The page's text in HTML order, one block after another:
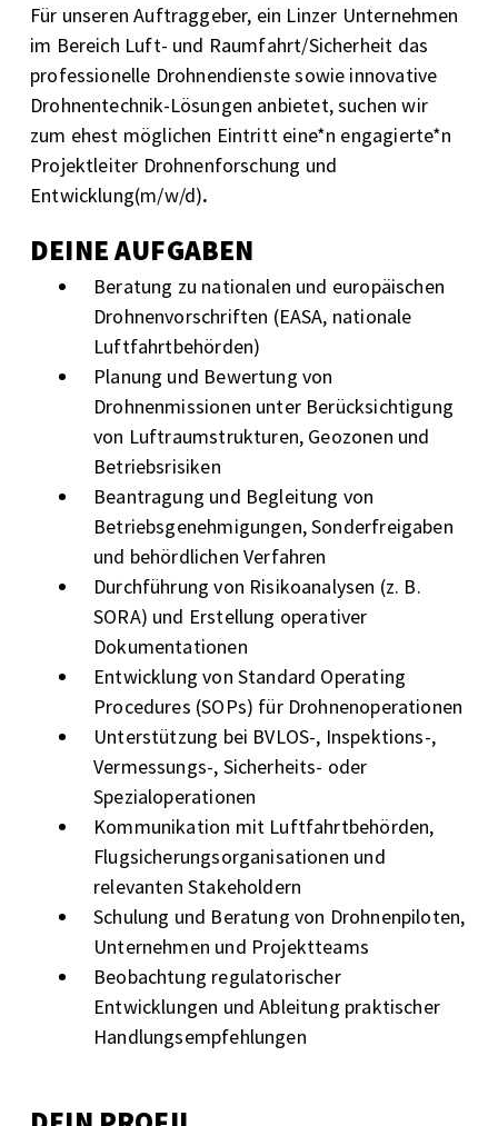
Für unseren Auftraggeber, ein Linzer Unternehmen
im Bereich Luft- und Raumfahrt/Sicherheit das
professionelle Drohnendienste sowie innovative
Drohnentechnik-Lösungen anbietet, suchen wir
zum ehest möglichen Eintritt eine*n engagierte*n
Projektleiter Drohnenforschung und
Entwicklung(m/w/d).
DEINE AUFGABEN
Beratung zu nationalen und europäischen
Drohnenvorschriften (EASA, nationale
Luftfahrtbehörden)
Planung und Bewertung von
Drohnenmissionen unter Berücksichtigung
von Luftraumstrukturen, Geozonen und
Betriebsrisiken
Beantragung und Begleitung von
Betriebsgenehmigungen, Sonderfreigaben
und behördlichen Verfahren
Durchführung von Risikoanalysen (z. B.
SORA) und Erstellung operativer
Dokumentationen
Entwicklung von Standard Operating
Procedures (SOPs) für Drohnenoperationen
Unterstützung bei BVLOS-, Inspektions-,
Vermessungs-, Sicherheits- oder
Spezialoperationen
Kommunikation mit Luftfahrtbehörden,
Flugsicherungsorganisationen und
relevanten Stakeholdern
Schulung und Beratung von Drohnenpiloten,
Unternehmen und Projektteams
Beobachtung regulatorischer
Entwicklungen und Ableitung praktischer
Handlungsempfehlungen